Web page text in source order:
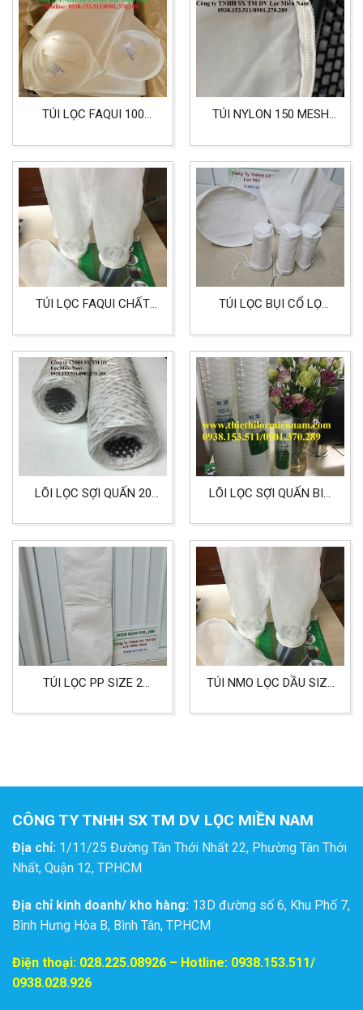
TÚI LỌC FAQUI 100
LIỆU PE LỌC CAFE
TÚI NYLON 150 MESH
CHUYÊN CHO NHÀ MÁY
SẢN XUẤT SƠN
TÚI LỌC FAQUI CHẤT
TÚI LỌC BỤI CỔ LỌ
PHẨM CHẤT LIỆU PE
500G
LÕI LỌC SỢI QUẤN 20
HÓA CHẤT
LÕI LỌC SỢI QUẤN BIG
HÓA CHẤT
TÚI LỌC PP SIZE 2
POLYPROPYLEN
TÚI NMO LỌC DẦU SIZE
DẦU ĂN CÁC LOẠI
CÔNG TY TNHH SX TM DV LỌC MIỀN NAM
Địa chỉ: 1/11/25 Đường Tân Thới Nhất 22, Phường Tân Thới
Nhất, Quận 12, TP.HCM
Địa chỉ kinh doanh/ kho hàng: 13D đường số 6, Khu Phố 7,
Bình Hưng Hòa B, Bình Tân, TP.HCM
Điện thoại: 028.225.08926 – Hotline: 0938.153.511/
0938.028.926